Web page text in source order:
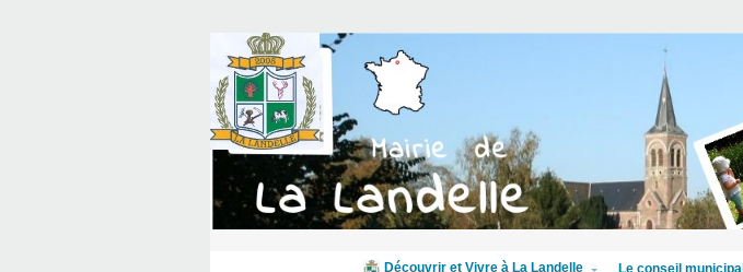
Découvrir et Vivre à La Landelle Le conseil municipal